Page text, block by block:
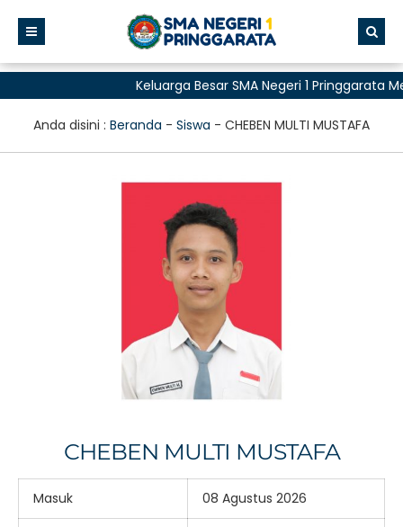
Keluarga Besar SMA Negeri 1 Pringgarata
Anda disini : Beranda - Siswa - CHEBEN MULTI MUSTAFA
CHEBEN MULTI MUSTAFA
Masuk 08 Agustus 2026